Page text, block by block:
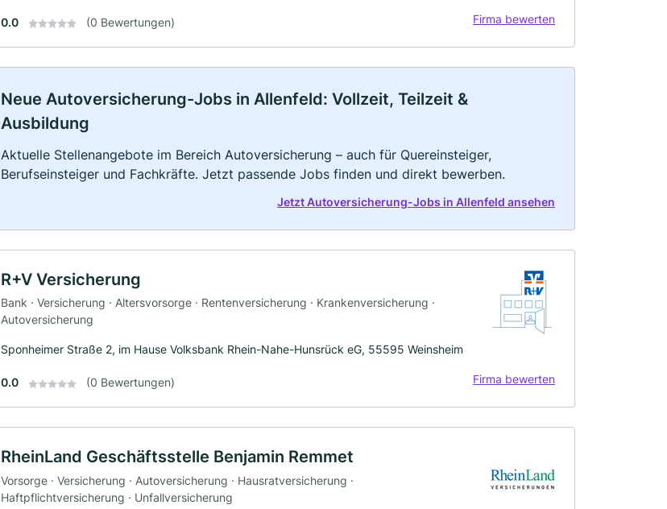
0.0 (0 Bewertungen) Firma bewerten
Neue Autoversicherung-Jobs in Allenfeld: Vollzeit, Teilzeit &
Ausbildung
Aktuelle Stellenangebote im Bereich Autoversicherung – auch für Quereinsteiger,
Berufseinsteiger und Fachkräfte. Jetzt passende Jobs finden und direkt bewerben.
Jetzt Autoversicherung-Jobs in Allenfeld ansehen
R+V Versicherung
Bank · Versicherung · Altersvorsorge · Rentenversicherung · Krankenversicherung ·
Autoversicherung
Sponheimer Straße 2, im Hause Volksbank Rhein-Nahe-Hunsrück eG, 55595 Weinsheim
0.0 (0 Bewertungen) Firma bewerten
RheinLand Geschäftsstelle Benjamin Remmet
Vorsorge · Versicherung · Autoversicherung · Hausratversicherung ·
Haftpflichtversicherung · Unfallversicherung